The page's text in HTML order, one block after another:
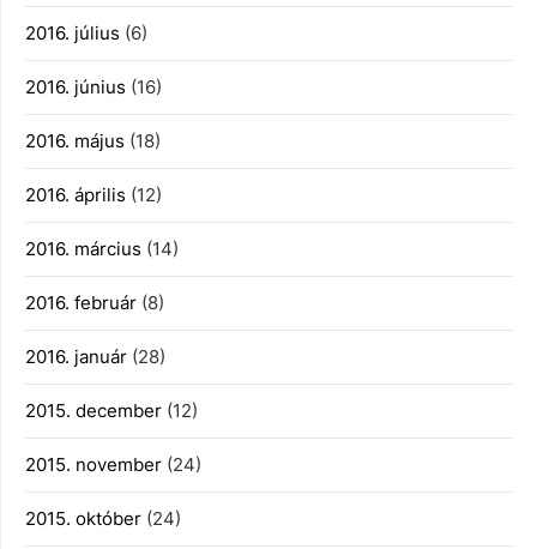
2016. július (6)
2016. június (16)
2016. május (18)
2016. április (12)
2016. március (14)
2016. február (8)
2016. január (28)
2015. december (12)
2015. november (24)
2015. október (24)